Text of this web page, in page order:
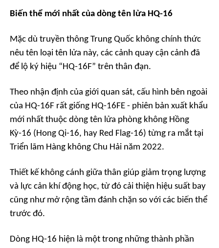
Biến thể mới nhất của dòng tên lửa HQ-16
Mặc dù truyền thông Trung Quốc không chính thức
nêu tên loại tên lửa này, các cảnh quay cận cảnh đã
để lộ ký hiệu “HQ-16F” trên thân đạn.
Theo nhận định của giới quan sát, cấu hình bên ngoài
của HQ-16F rất giống HQ-16FE - phiên bản xuất khẩu
mới nhất thuộc dòng tên lửa phòng không Hồng
Kỳ-16 (Hong Qi-16, hay Red Flag-16) từng ra mắt tại
Triển lãm Hàng không Chu Hải năm 2022.
Thiết kế không cánh giữa thân giúp giảm trọng lượng
và lực cản khí động học, từ đó cải thiện hiệu suất bay
cũng như mở rộng tầm đánh chặn so với các biến thể
trước đó.
Dòng HQ-16 hiện là một trong những thành phần